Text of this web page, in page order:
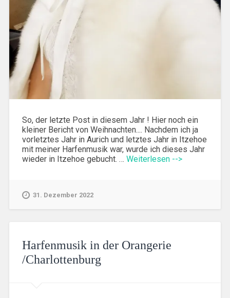
So, der letzte Post in diesem Jahr ! Hier noch ein
kleiner Bericht von Weihnachten.... Nachdem ich ja
vorletztes Jahr in Aurich und letztes Jahr in Itzehoe
mit meiner Harfenmusik war, wurde ich dieses Jahr
wieder in Itzehoe gebucht. … Weiterlesen -->
31. Dezember 2022
Harfenmusik in der Orangerie
/Charlottenburg